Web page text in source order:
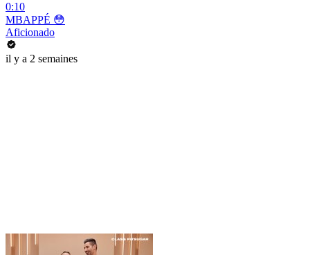
0:10
MBAPPÉ 😳
Aficionado
il y a 2 semaines